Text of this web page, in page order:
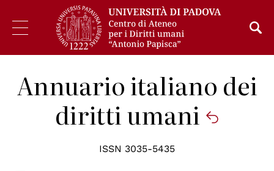
Annuario italiano dei
diritti umani
ISSN 3035-5435